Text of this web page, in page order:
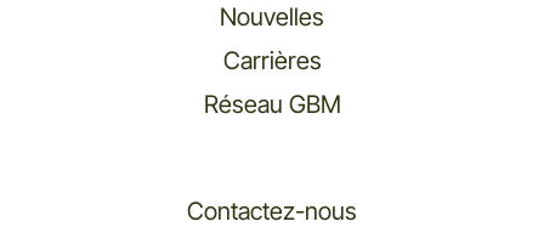
Nouvelles
Carrières
Réseau GBM
Contactez-nous